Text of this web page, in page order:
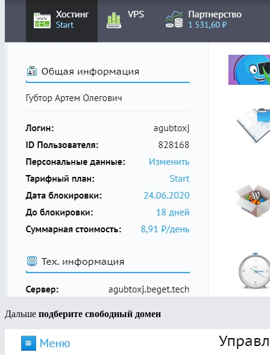
Дальше подберите свободный домен